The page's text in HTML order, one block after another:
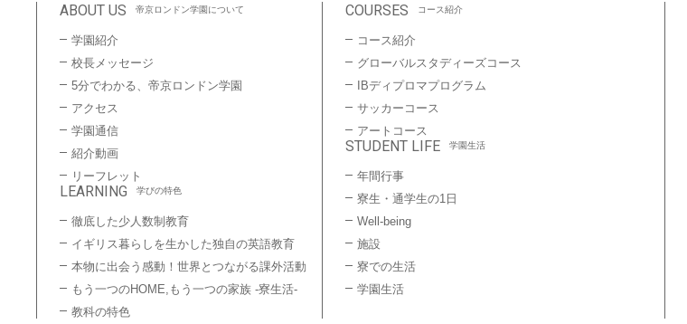
ABOUT US 帝京ロンドン学園について
学園紹介
校長メッセージ
5分でわかる、帝京ロンドン学園
アクセス
学園通信
紹介動画
リーフレット
LEARNING 学びの特色
徹底した少人数制教育
イギリス暮らしを生かした独自の英語教育
本物に出会う感動！世界とつながる課外活動
もう一つのHOME,もう一つの家族 -寮生活-
教科の特色
COURSES コース紹介
コース紹介
グローバルスタディーズコース
IBディプロマプログラム
サッカーコース
アートコース
STUDENT LIFE 学園生活
年間行事
寮生・通学生の1日
Well-being
施設
寮での生活
学園生活